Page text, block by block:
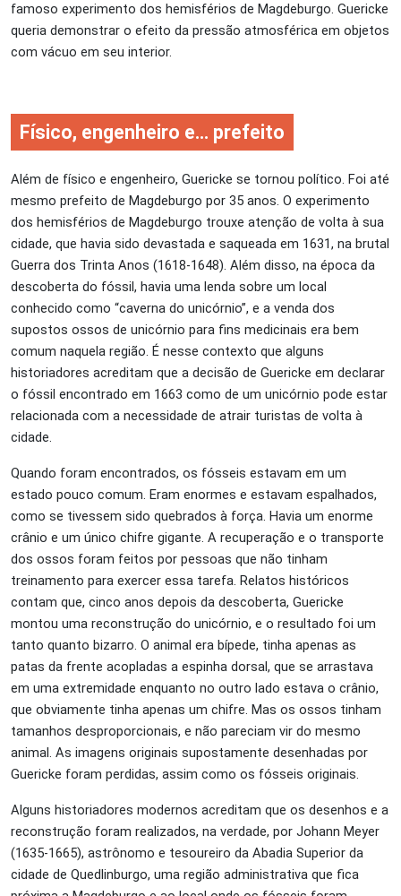
famoso experimento dos hemisférios de Magdeburgo. Guericke
queria demonstrar o efeito da pressão atmosférica em objetos
com vácuo em seu interior.
Físico, engenheiro e… prefeito
Além de físico e engenheiro, Guericke se tornou político. Foi até
mesmo prefeito de Magdeburgo por 35 anos. O experimento
dos hemisférios de Magdeburgo trouxe atenção de volta à sua
cidade, que havia sido devastada e saqueada em 1631, na brutal
Guerra dos Trinta Anos (1618-1648). Além disso, na época da
descoberta do fóssil, havia uma lenda sobre um local
conhecido como “caverna do unicórnio”, e a venda dos
supostos ossos de unicórnio para fins medicinais era bem
comum naquela região. É nesse contexto que alguns
historiadores acreditam que a decisão de Guericke em declarar
o fóssil encontrado em 1663 como de um unicórnio pode estar
relacionada com a necessidade de atrair turistas de volta à
cidade.
Quando foram encontrados, os fósseis estavam em um
estado pouco comum. Eram enormes e estavam espalhados,
como se tivessem sido quebrados à força. Havia um enorme
crânio e um único chifre gigante. A recuperação e o transporte
dos ossos foram feitos por pessoas que não tinham
treinamento para exercer essa tarefa. Relatos históricos
contam que, cinco anos depois da descoberta, Guericke
montou uma reconstrução do unicórnio, e o resultado foi um
tanto quanto bizarro. O animal era bípede, tinha apenas as
patas da frente acopladas a espinha dorsal, que se arrastava
em uma extremidade enquanto no outro lado estava o crânio,
que obviamente tinha apenas um chifre. Mas os ossos tinham
tamanhos desproporcionais, e não pareciam vir do mesmo
animal. As imagens originais supostamente desenhadas por
Guericke foram perdidas, assim como os fósseis originais.
Alguns historiadores modernos acreditam que os desenhos e a
reconstrução foram realizados, na verdade, por Johann Meyer
(1635-1665), astrônomo e tesoureiro da Abadia Superior da
cidade de Quedlinburgo, uma região administrativa que fica